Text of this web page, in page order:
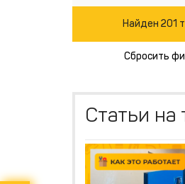
Найден 201
Сбросить
Статьи на